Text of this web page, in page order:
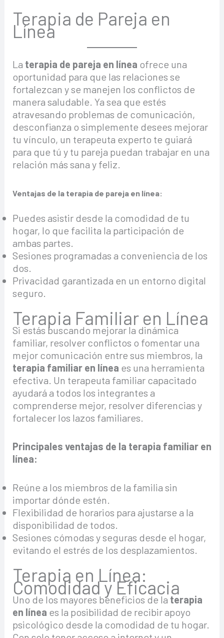
Terapia de Pareja en
Línea
La terapia de pareja en línea ofrece una
oportunidad para que las relaciones se
fortalezcan y se manejen los conflictos de
manera saludable. Ya sea que estés
atravesando problemas de comunicación,
desconfianza o simplemente desees mejorar
tu vínculo, un terapeuta experto te guiará
para que tú y tu pareja puedan trabajar en una
relación más sana y feliz.
Ventajas de la terapia de pareja en línea:
Puedes asistir desde la comodidad de tu
hogar, lo que facilita la participación de
ambas partes.
Sesiones programadas a conveniencia de los
dos.
Privacidad garantizada en un entorno digital
seguro.
Terapia Familiar en Línea
Si estás buscando mejorar la dinámica
familiar, resolver conflictos o fomentar una
mejor comunicación entre sus miembros, la
terapia familiar en línea es una herramienta
efectiva. Un terapeuta familiar capacitado
ayudará a todos los integrantes a
comprenderse mejor, resolver diferencias y
fortalecer los lazos familiares.
Principales ventajas de la terapia familiar en
línea:
Reúne a los miembros de la familia sin
importar dónde estén.
Flexibilidad de horarios para ajustarse a la
disponibilidad de todos.
Sesiones cómodas y seguras desde el hogar,
evitando el estrés de los desplazamientos.
Terapia en Línea:
Comodidad y Eficacia
Uno de los mayores beneficios de la terapia
en línea es la posibilidad de recibir apoyo
psicológico desde la comodidad de tu hogar.